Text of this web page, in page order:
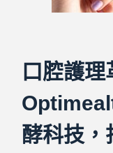
口腔護
酵科技，